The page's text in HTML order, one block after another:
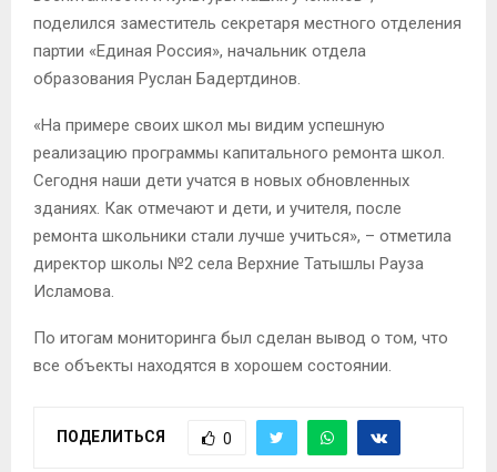
поделился заместитель секретаря местного отделения
партии «Единая Россия», начальник отдела
образования Руслан Бадертдинов.
«На примере своих школ мы видим успешную
реализацию программы капитального ремонта школ.
Сегодня наши дети учатся в новых обновленных
зданиях. Как отмечают и дети, и учителя, после
ремонта школьники стали лучше учиться», – отметила
директор школы №2 села Верхние Татышлы Рауза
Исламова.
По итогам мониторинга был сделан вывод о том, что
все объекты находятся в хорошем состоянии.
ПОДЕЛИТЬСЯ 0